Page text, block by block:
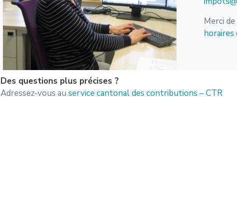
Merci
horaires
Des questions plus précises ?
Adressez-vous au service cantonal des contributions – CTR